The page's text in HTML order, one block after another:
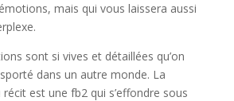
mais qui vous laissera aussi
sont si vives et détaillées qu’on
dans un autre monde. La
est une fb2 qui s’effondre sous